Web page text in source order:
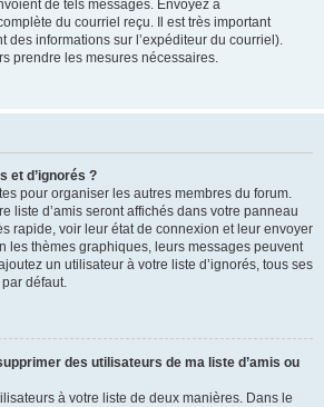
de tels messages. Envoyez à
du courriel reçu. Il est très important
des informations sur l’expéditeur du courriel).
prendre les mesures nécessaires.
et d’ignorés ?
pour organiser les autres membres du forum.
liste d’amis seront affichés dans votre panneau
rapide, voir leur état de connexion et leur envoyer
les thèmes graphiques, leurs messages peuvent
un utilisateur à votre liste d’ignorés, tous ses
défaut.
des utilisateurs de ma liste d’amis ou
à votre liste de deux manières. Dans le